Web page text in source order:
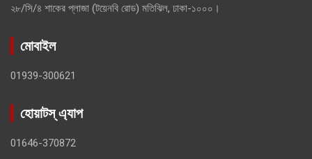
২৮/সি/৪ শাকের প্লাজা (টয়েনবি রোড) মতিঝিল, ঢাকা-১০০০।
মোবাইল
01939-300621
হোয়াটস্ এ্যাপ
01646-370872